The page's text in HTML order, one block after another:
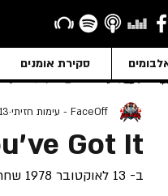
סקירת אומנים
Got It
FaceOff - עימות חזיתי 13 באוק׳ 2025
ב- 13 לאוקטובר 1978 שחררה "AC/DC" את אלבום ההופעה הראשון שלה "If You Want Blood You've Got It".